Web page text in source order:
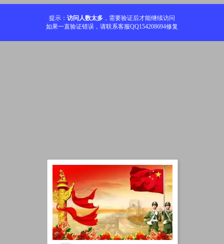
提示： 访问人数太多 ，需要验证后才能继续访问
如果一直验证错误，请联系客服QQ154208694修复
加载中